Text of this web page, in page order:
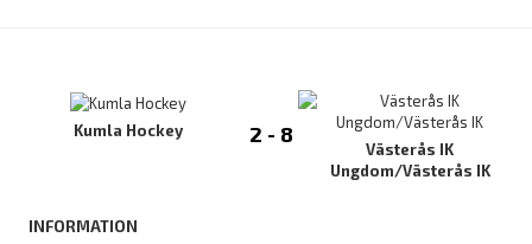
BILDGALLERI
KONTAKT
Kumla Hockey 2 - 8
Västerås IK
Ungdom/Västerås IK
INFORMATION